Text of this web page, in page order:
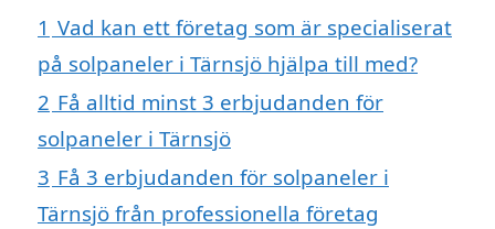
1 Vad kan ett företag som är specialiserat
på solpaneler i Tärnsjö hjälpa till med?
2 Få alltid minst 3 erbjudanden för
solpaneler i Tärnsjö
3 Få 3 erbjudanden för solpaneler i
Tärnsjö från professionella företag